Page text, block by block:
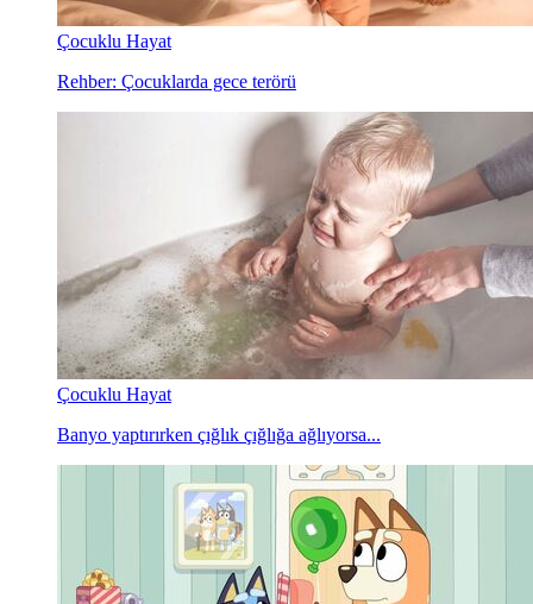
Çocuklu Hayat
Rehber: Çocuklarda gece terörü
Çocuklu Hayat
Banyo yaptırırken çığlık çığlığa ağlıyorsa...